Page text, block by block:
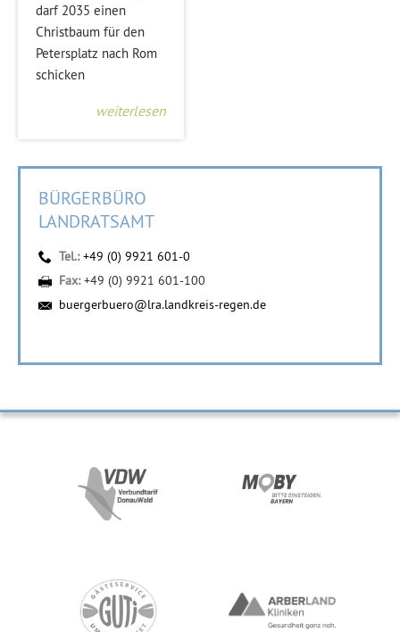
darf 2035 einen
Christbaum für den
Petersplatz nach Rom
schicken
weiterlesen
BÜRGERBÜRO
LANDRATSAMT
Tel.:+49 (0) 9921 601-0
Fax:+49 (0) 9921 601-100
buergerbuero@lra.landkreis-regen.de